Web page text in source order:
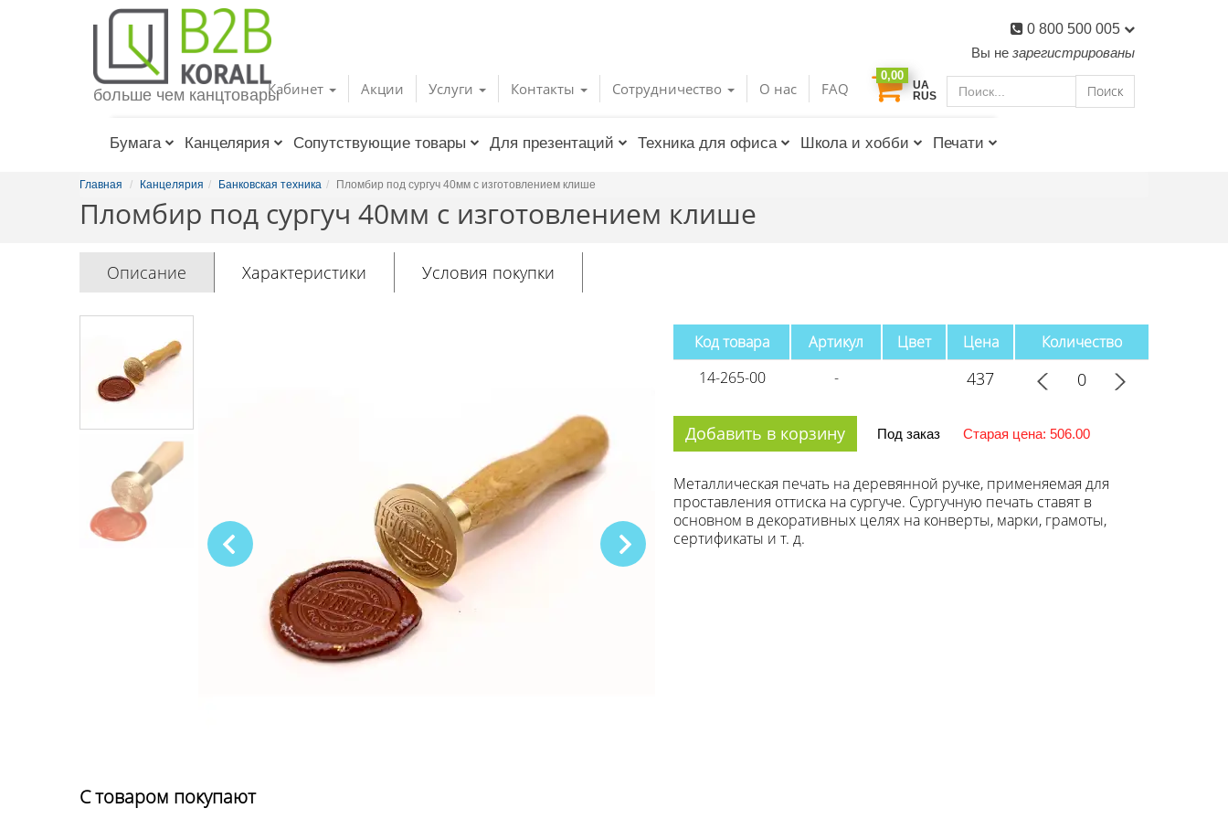
Toggle
navigation
Поиск
UA
RUS
0,00
Вы не зарегистрированы
0 800 500 005
Кабинет Акции Услуги Контакты Сотрудничество О нас FAQ
больше чем канцтовары
Бумага Канцелярия Сопутствующие товары Для презентаций Техника для офиса Школа и хобби Печати
Главная Канцелярия Банковская техника Пломбир под сургуч 40мм с изготовлением клише
Пломбир под сургуч 40мм с изготовлением клише
Описание Характеристики Условия покупки
Код товара Артикул Цвет Цена
Количество
14-265-00
- 437
Добавить в корзину Под заказ Старая цена: 506.00
Металлическая печать на деревянной ручке, применяемая для
проставления оттиска на сургуче. Сургучную печать ставят в
основном в декоративных целях на конверты, марки, грамоты,
сертификаты и т. д.
С товаром покупают